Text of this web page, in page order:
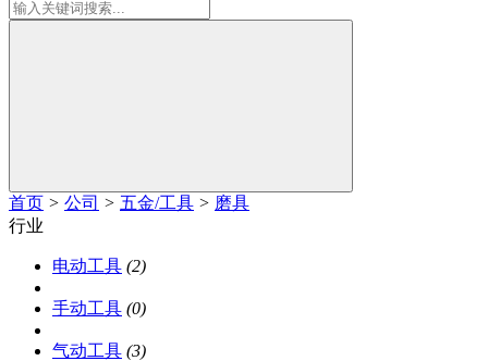
首页 > 公司 > 五金/工具 > 磨具
行业
电动工具 (2)
手动工具 (0)
气动工具 (3)